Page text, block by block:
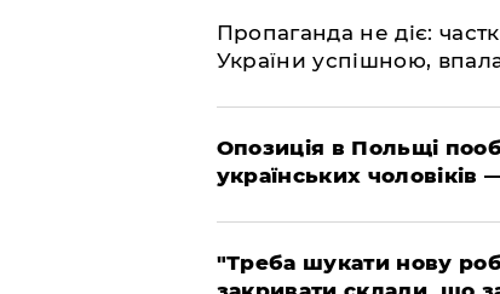
​Пропаганда не діє:
України успішною,
​Опозиція в Польщі
українських
​"Треба шукати нову